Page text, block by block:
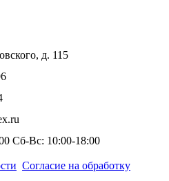
д. 115
Сб-Вс: 10:00-18:00
Согласие на обработку